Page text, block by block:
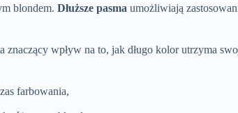
blondem. Dłuższe pasma umożliwiają
znaczący wpływ na to, jak długo kolor utrzyma
farbowania,